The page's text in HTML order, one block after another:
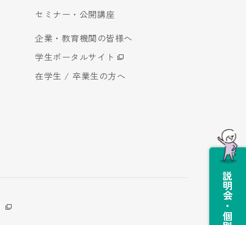
セミナー・公開講座
企業・教育機関の皆様へ
学生ポータルサイト
在学生 / 卒業生の方へ